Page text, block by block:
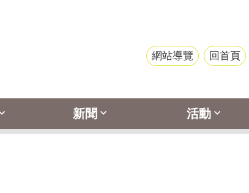
網站導覽 回首頁
新聞 活動